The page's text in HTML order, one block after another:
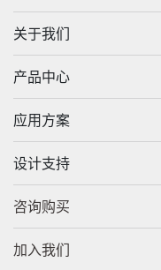
关于我们
产品中心
应用方案
设计支持
咨询购买
加入我们